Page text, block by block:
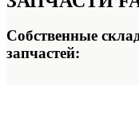
Собственные
запчастей: